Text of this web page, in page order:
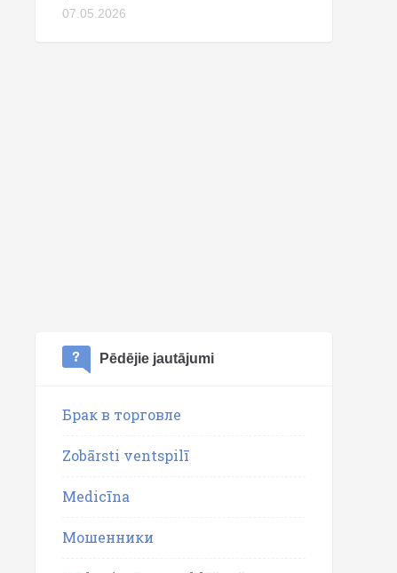
07.05.2026
Pēdējie jautājumi
Брак в торговле
Zobārsti ventspilī
Medicīna
Мошенники